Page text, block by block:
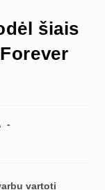
šiais
vartoti